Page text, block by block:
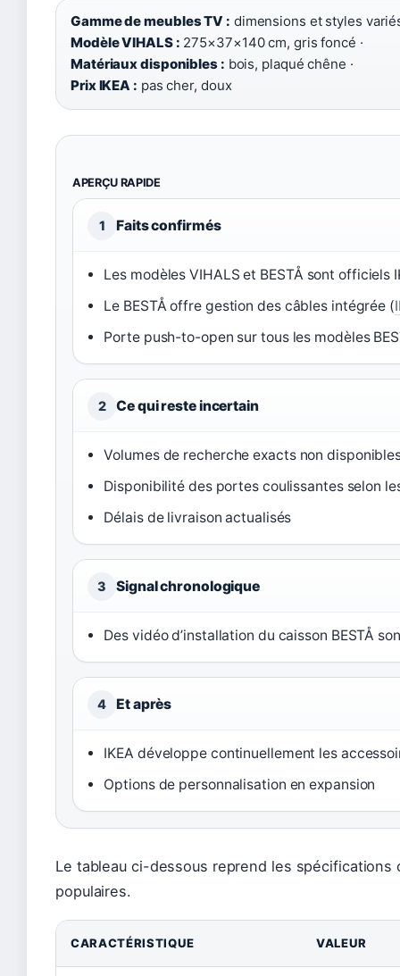
Gamme de meubles TV : dimensions et styles
Modèle VIHALS : 275×37×140 cm, gris foncé ·
Matériaux disponibles : bois, plaqué chêne ·
Prix IKEA : pas cher, doux
APERÇU RAPIDE
1 Faits confirmés
Les modèles VIHALS et BESTÅ sont officiels
Le BESTÅ offre gestion des câbles intégrée (
Porte push-to-open sur tous les modèles
2 Ce qui reste incertain
Volumes de recherche exacts non
Disponibilité des portes coulissantes selon
Délais de livraison actualisés
3 Signal chronologique
Des vidéo d’installation du caisson BESTÅ
4 Et après
IKEA développe continuellement les
Options de personnalisation en expansion
Le tableau ci-dessous reprend les spécifications
populaires.
CARACTÉRISTIQUE VALEUR